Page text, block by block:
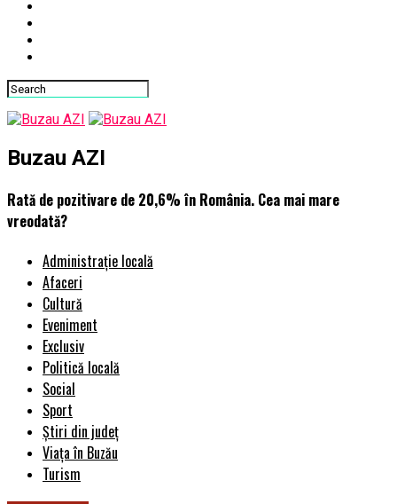
Buzau AZI
Rată de pozitivare de 20,6% în România. Cea mai mare
vreodată?
Administrație locală
Afaceri
Cultură
Eveniment
Exclusiv
Politică locală
Social
Sport
Știri din județ
Viața în Buzău
Turism